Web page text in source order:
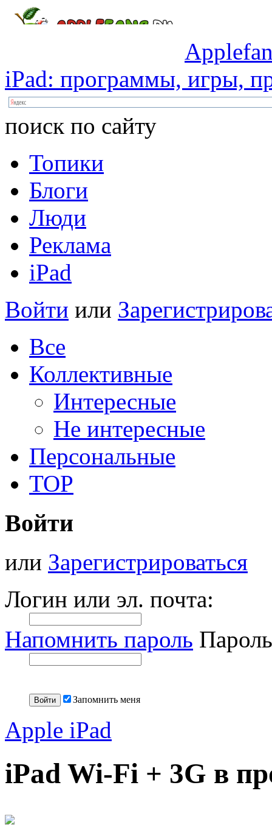
iPad: программы, игры,
поиск по сайту
Топики
Блоги
Люди
Реклама
iPad
Войти или
Все
Коллективные
Интересные
Не интересные
Персональные
TOP
Войти
или Зарегистрироваться
Логин или эл. почта:
Напомнить пароль
Запомнить меня
Apple iPad
iPad Wi-Fi + 3G в